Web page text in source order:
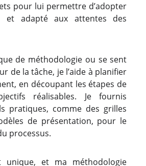
pour lui permettre d’adopter
et adapté aux attentes des
de méthodologie ou se sent
de la tâche, je l’aide à planifier
en découpant les étapes de
réalisables. Je fournis
pratiques, comme des grilles
de présentation, pour le
processus.
unique, et ma méthodologie